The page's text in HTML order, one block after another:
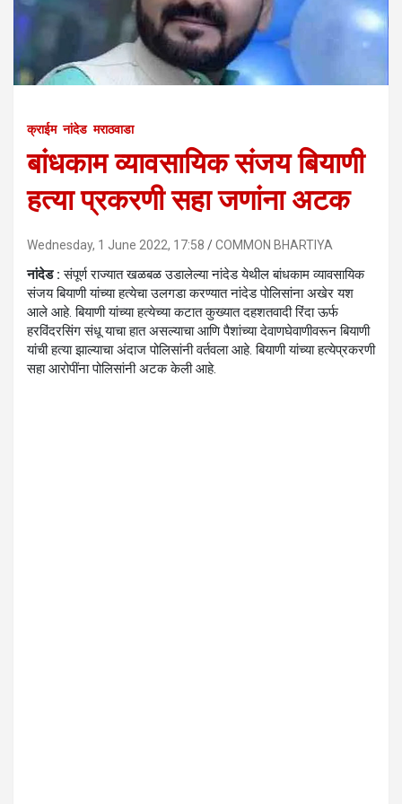
क्राईम नांदेड मराठवाडा
बांधकाम व्यावसायिक संजय बियाणी
हत्या प्रकरणी सहा जणांना अटक
Wednesday, 1 June 2022, 17:58 COMMON BHARTIYA
नांदेड : संपूर्ण राज्यात खळबळ उडालेल्या नांदेड येथील बांधकाम व्यावसायिक
संजय बियाणी यांच्या हत्येचा उलगडा करण्यात नांदेड पोलिसांना अखेर यश
आले आहे. बियाणी यांच्या हत्येच्या कटात कुख्यात दहशतवादी रिंदा ऊर्फ
हरविंदरसिंग संधू याचा हात असल्याचा आणि पैशांच्या देवाणघेवाणीवरून बियाणी
यांची हत्या झाल्याचा अंदाज पोलिसांनी वर्तवला आहे. बियाणी यांच्या हत्येप्रकरणी
सहा आरोपींना पोलिसांनी अटक केली आहे.